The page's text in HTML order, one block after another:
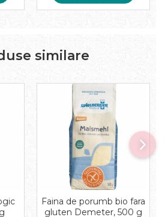
similare
Faina de porumb bio fara
gluten Demeter, 500 g